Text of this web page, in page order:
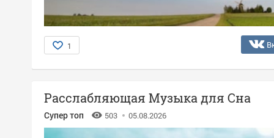
1
Расслабляющая Музыка для Сна
Супер топ 503 05.08.2026